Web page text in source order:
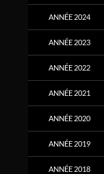
ANNÉE 2024
ANNÉE 2023
ANNÉE 2022
ANNÉE 2021
ANNÉE 2020
ANNÉE 2019
ANNÉE 2018